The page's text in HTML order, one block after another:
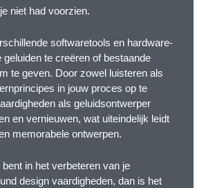
niet had voorzien.
softwaretools en hardware-
te creëren of bestaande
te geven. Door zowel luisteren als
in jouw proces op te
als geluidsontwerper
en vernieuwen, wat uiteindelijk leidt
memorabele ontwerpen.
in het verbeteren van je
design vaardigheden, dan is het